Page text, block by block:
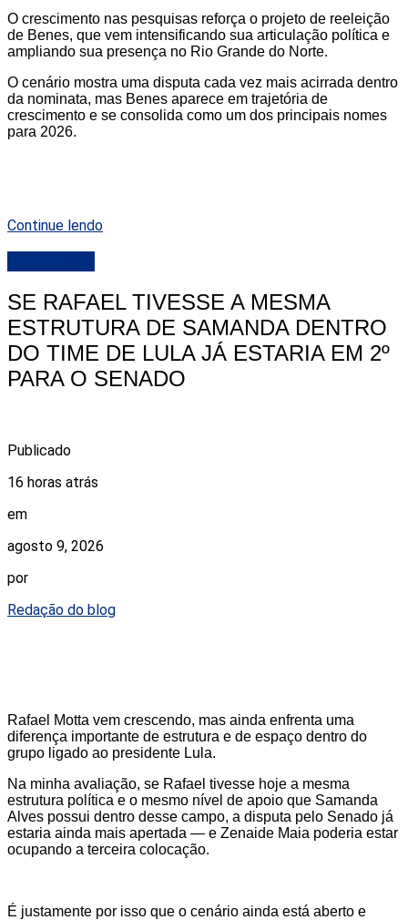
O crescimento nas pesquisas reforça o projeto de reeleição
de Benes, que vem intensificando sua articulação política e
ampliando sua presença no Rio Grande do Norte.
O cenário mostra uma disputa cada vez mais acirrada dentro
da nominata, mas Benes aparece em trajetória de
crescimento e se consolida como um dos principais nomes
para 2026.
Continue lendo
SE RAFAEL TIVESSE A MESMA
ESTRUTURA DE SAMANDA DENTRO
DO TIME DE LULA JÁ ESTARIA EM 2º
PARA O SENADO
Publicado
16 horas atrás
em
agosto 9, 2026
por
Redação do blog
Rafael Motta vem crescendo, mas ainda enfrenta uma
diferença importante de estrutura e de espaço dentro do
grupo ligado ao presidente Lula.
Na minha avaliação, se Rafael tivesse hoje a mesma
estrutura política e o mesmo nível de apoio que Samanda
Alves possui dentro desse campo, a disputa pelo Senado já
estaria ainda mais apertada — e Zenaide Maia poderia estar
ocupando a terceira colocação.
É justamente por isso que o cenário ainda está aberto e